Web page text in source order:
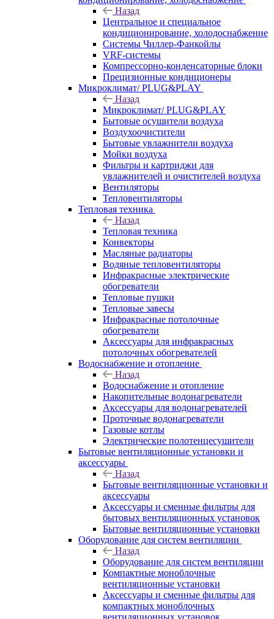
Назад
Центральное и специальное
кондиционирование, холодоснабжение
Системы Чиллер-Фанкойлы
VRF-системы
Компрессорно-конденсаторные блоки
Прецизионные кондиционеры
Микроклимат/ PLUG&PLAY
Назад
Микроклимат/ PLUG&PLAY
Бытовые осушители воздуха
Воздухоочистители
Бытовые увлажнители воздуха
Мойки воздуха
Фильтры и картриджи для
увлажнителей и очистителей воздуха
Вентиляторы
Тепловентиляторы
Тепловая техника
Назад
Тепловая техника
Конвекторы
Масляные радиаторы
Водяные тепловентиляторы
Инфракрасные электрические
обогреватели
Тепловые пушки
Тепловые завесы
Инфракрасные потолочные
обогреватели
Аксессуары для инфракрасных
потолочных обогревателей
Водоснабжение и отопление
Назад
Водоснабжение и отопление
Накопительные водонагреватели
Аксессуары для водонагревателей
Проточные водонагреватели
Газовые котлы
Электрические полотенцесушители
Бытовые вентиляционные установки и
аксессуары
Назад
Бытовые вентиляционные установки и
аксессуары
Аксессуары и сменные фильтры для
бытовых вентиляционных установок
Бытовые вентиляционные установки
Оборудование для систем вентиляции
Назад
Оборудование для систем вентиляции
Компактные моноблочные
вентиляционные установки
Аксессуары и сменные фильтры для
компактных моноблочных
вентиляционных установок